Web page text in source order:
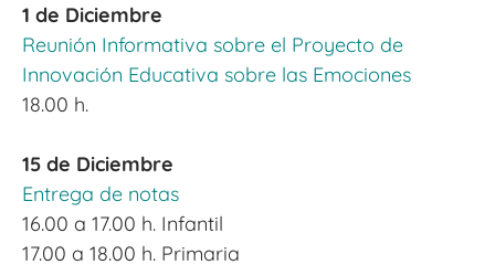
1 de Diciembre
Reunión Informativa sobre el Proyecto de
Innovación Educativa sobre las Emociones
18.00 h.
15 de Diciembre
Entrega de notas
16.00 a 17.00 h. Infantil
17.00 a 18.00 h. Primaria